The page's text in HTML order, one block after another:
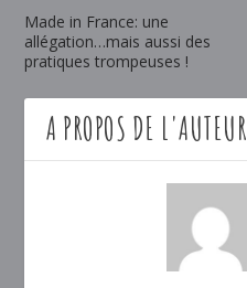
Made in France: une
allégation…mais aussi des
pratiques trompeuses !
A PROPOS DE L'AUTEUR